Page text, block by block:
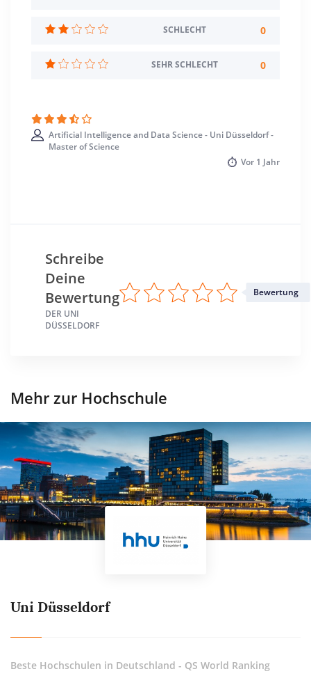
Englisch
Studienbeginn
Wintersemester
Düsseldorf >> Düsseldorf, Stadt
SCHLECHT 0
SEHR SCHLECHT 0
Artificial Intelligence and Data Science - Uni Düsseldorf -
Master of Science
Vor 1 Jahr
Schreibe
Deine
Bewertung
DER UNI
DÜSSELDORF
Bewertung
Mehr zur Hochschule
Uni Düsseldorf
Beste Hochschulen in Deutschland - QS World Ranking